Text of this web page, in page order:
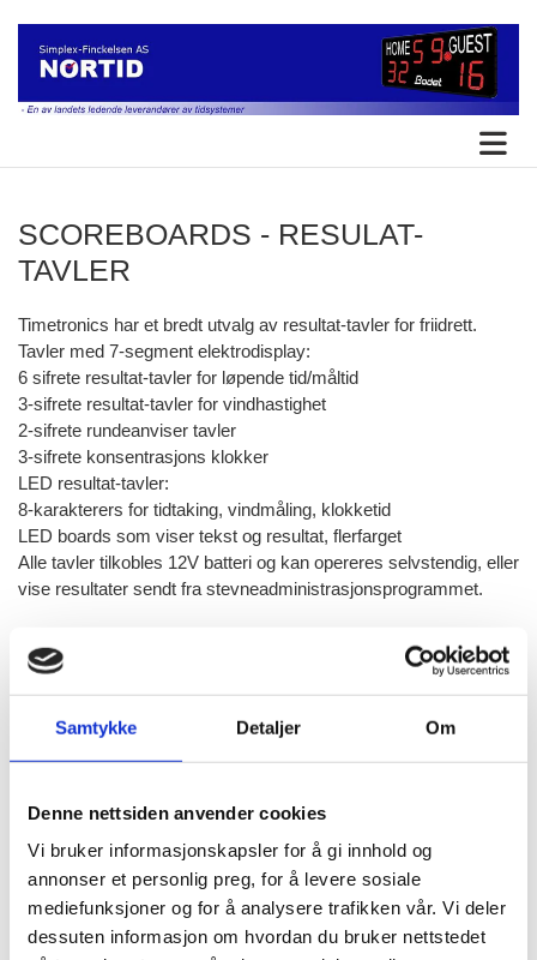
Samtykke Detaljer Om
Denne nettsiden anvender cookies
Vi bruker informasjonskapsler for å gi innhold og
annonser et personlig preg, for å levere sosiale
mediefunksjoner og for å analysere trafikken vår. Vi deler
dessuten informasjon om hvordan du bruker nettstedet
SCOREBOARDS - RESULAT-
TAVLER
Timetronics har et bredt utvalg av resultat-tavler for friidrett.
Tavler med 7-segment elektrodisplay:
6 sifrete resultat-tavler for løpende tid/måltid
3-sifrete resultat-tavler for vindhastighet
2-sifrete rundeanviser tavler
3-sifrete konsentrasjons klokker
LED resultat-tavler:
8-karakterers for tidtaking, vindmåling, klokketid
LED boards som viser tekst og resultat, flerfarget
Alle tavler tilkobles 12V batteri og kan opereres selvstendig, eller
vise resultater sendt fra stevneadministrasjonsprogrammet.
Timetronics Scoreboards